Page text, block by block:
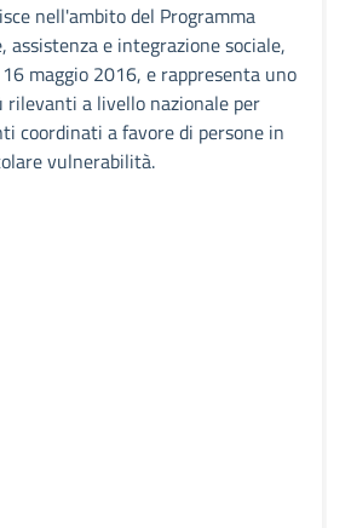
nell'ambito del Programma
assistenza e integrazione sociale,
maggio 2016, e rappresenta uno
a livello nazionale per
coordinati a favore di persone in
vulnerabilità.